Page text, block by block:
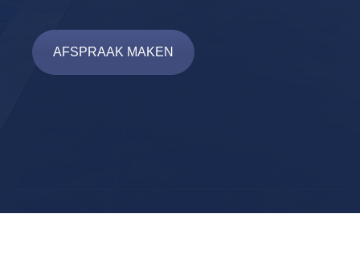
AFSPRAAK MAKEN